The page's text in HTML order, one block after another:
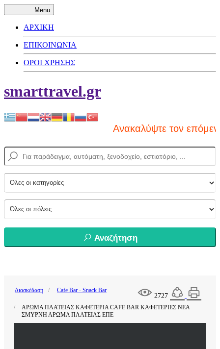
Menu
ΑΡΧΙΚΗ
ΕΠΙΚΟΙΝΩΝΙΑ
ΟΡΟΙ ΧΡΗΣΗΣ
smarttravel.gr
Ανακαλύψτε τον
Αναζήτηση
2727
Διασκέδαση Cafe Bar - Snack Bar
ΑΡΩΜΑ ΠΛΑΤΕΙΑΣ ΚΑΦΕΤΕΡΙΑ CAFE BAR ΚΑΦΕΤΕΡΙΕΣ ΝΕΑ
ΣΜΥΡΝΗ ΑΡΩΜΑ ΠΛΑΤΕΙΑΣ ΕΠΕ